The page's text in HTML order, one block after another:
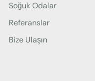
Soğuk Odalar
Referanslar
Bize Ulaşın